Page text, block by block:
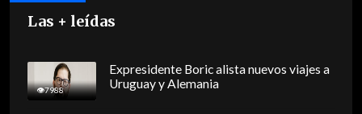
Las + leídas
7988
Expresidente Boric alista nuevos viajes a
Uruguay y Alemania